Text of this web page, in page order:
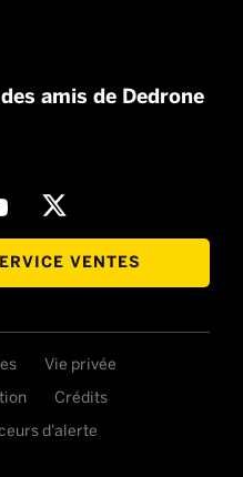
amis de Dedrone
VENTES
Vie privée
Crédits
d'alerte